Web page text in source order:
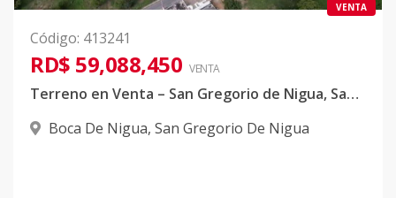
VENTA
Código: 413241
RD$ 59,088,450 VENTA
Terreno en Venta – San Gregorio de Nigua, San Cristóbal
Boca De Nigua, San Gregorio De Nigua